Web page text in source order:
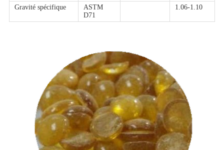
Gravité spécifique
ASTM
D71
1.06-1.10